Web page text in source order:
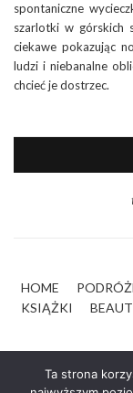
spontaniczne
szarlotki w górskich
ciekawe pokazując
ludzi i niebanalne
chcieć je dostrzec.
HOME
KSIĄŻKI
Ta strona